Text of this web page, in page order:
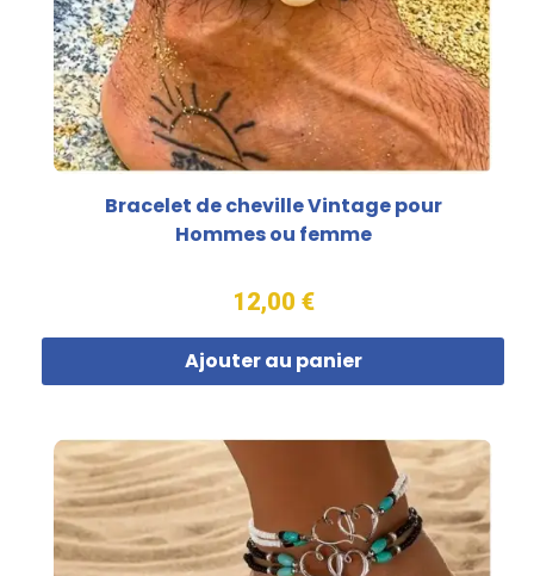
Bracelet de cheville Vintage pour
Hommes ou femme
12,00 €
Ajouter au panier